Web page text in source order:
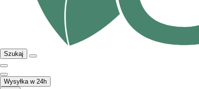
Szukaj
Wysyłka w 24h